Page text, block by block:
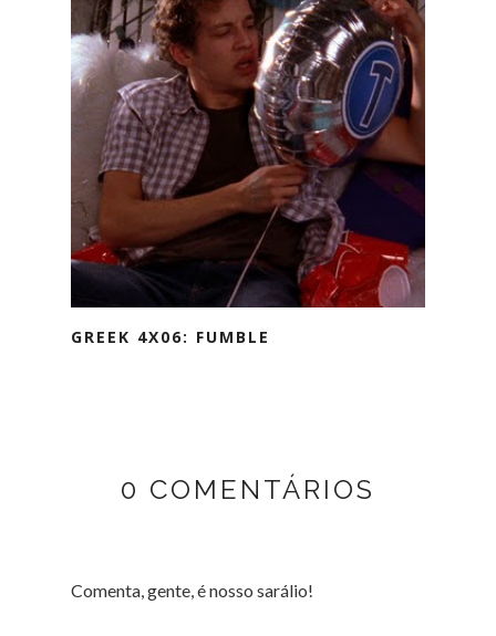
GREEK 4X06: FUMBLE
0 COMENTÁRIOS
Comenta, gente, é nosso sarálio!